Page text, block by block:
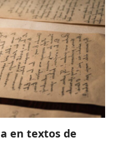
en textos de